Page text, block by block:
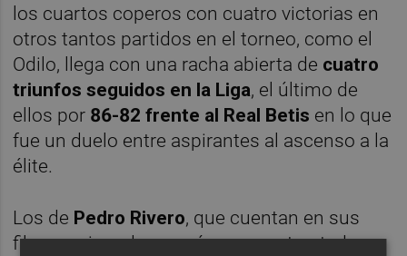
los cuartos coperos con cuatro victorias en
otros tantos partidos en el torneo, como el
Odilo, llega con una racha abierta de cuatro
triunfos seguidos en la Liga, el último de
ellos por 86-82 frente al Real Betis en lo que
fue un duelo entre aspirantes al ascenso a la
élite.
Los de Pedro Rivero, que cuentan en sus
filas con jugadores más que contrastados